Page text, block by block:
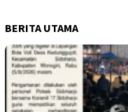
BERITA UTAMA